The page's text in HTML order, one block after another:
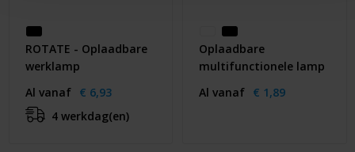
ROTATE - Oplaadbare
werklamp
Al vanaf € 6,93
4 werkdag(en)
Oplaadbare
multifunctionele lamp
Al vanaf € 1,89